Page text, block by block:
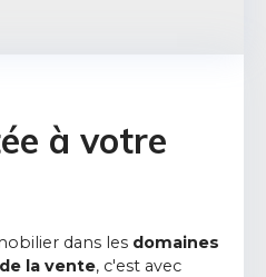
à votre
dans les domaines
la vente, c'est avec